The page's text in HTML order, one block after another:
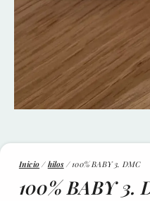
Inicio / hilos/ 100% BABY 3. DMC
100% BABY 3.